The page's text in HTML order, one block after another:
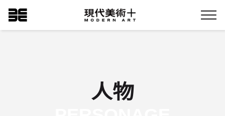
到
主
現代美術+Logo
Menu
人物